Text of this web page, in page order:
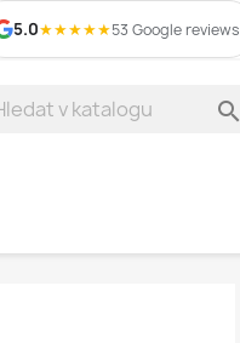
5.0★★★★★53 Google reviews
